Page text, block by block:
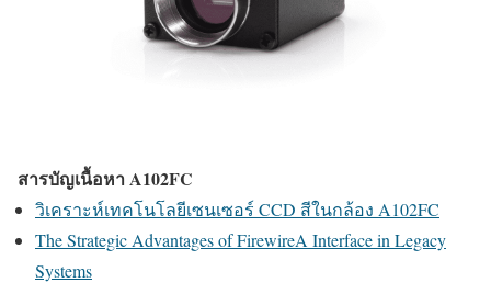
สารบัญเนื้อหา A102FC
วิเคราะห์เทคโนโลยีเซนเซอร์ CCD สีในกล้อง A102FC
The Strategic Advantages of FirewireA Interface in Legacy
Systems